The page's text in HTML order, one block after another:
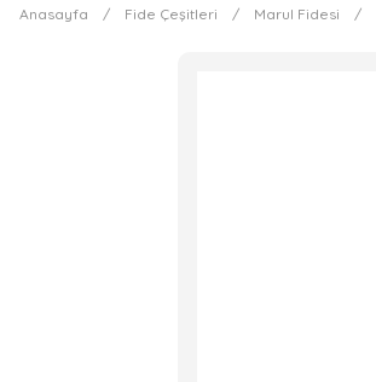
Anasayfa Fide Çeşitleri Marul Fidesi